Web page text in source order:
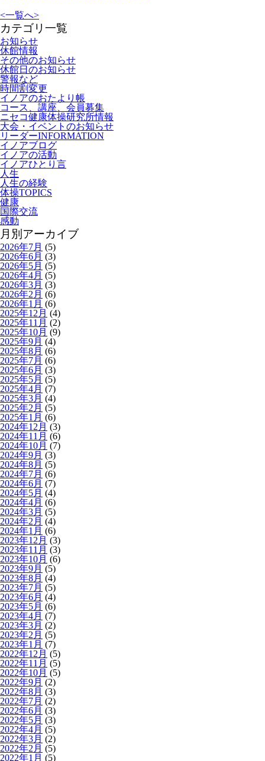
<一覧へ>
カテゴリ一覧
お知らせ
休館情報
その他のお知らせ
休館日のお知らせ
警報など
時間割変更
イノアのおたより帳
コース、講座、会員募集
ニセコ健康体操研究所情報
大会・イベントのお知らせ
リーダーINFORMATION
イノアブログ
イノアの活動
イノアひとり言
人生
人生の経験
体操TOPICS
健康
国際交流
感動
月別アーカイブ
2026年7月 (5)
2026年6月 (3)
2026年5月 (5)
2026年4月 (5)
2026年3月 (3)
2026年2月 (6)
2026年1月 (6)
2025年12月 (4)
2025年11月 (2)
2025年10月 (9)
2025年9月 (4)
2025年8月 (6)
2025年7月 (6)
2025年6月 (3)
2025年5月 (5)
2025年4月 (7)
2025年3月 (4)
2025年2月 (5)
2025年1月 (6)
2024年12月 (3)
2024年11月 (6)
2024年10月 (7)
2024年9月 (3)
2024年8月 (5)
2024年7月 (6)
2024年6月 (7)
2024年5月 (4)
2024年4月 (6)
2024年3月 (5)
2024年2月 (4)
2024年1月 (6)
2023年12月 (3)
2023年11月 (3)
2023年10月 (6)
2023年9月 (5)
2023年8月 (4)
2023年7月 (5)
2023年6月 (4)
2023年5月 (6)
2023年4月 (7)
2023年3月 (2)
2023年2月 (5)
2023年1月 (7)
2022年12月 (5)
2022年11月 (5)
2022年10月 (5)
2022年9月 (2)
2022年8月 (3)
2022年7月 (2)
2022年6月 (3)
2022年5月 (3)
2022年4月 (5)
2022年3月 (2)
2022年2月 (5)
2022年1月 (5)